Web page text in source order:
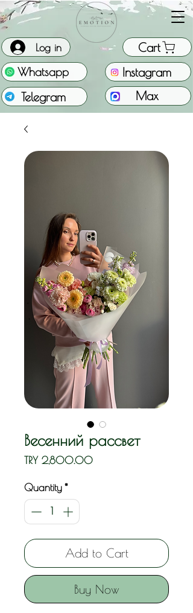
Whatsapp
Cart
Log in
Telegram Max
Instagram
Весенний рассвет
TRY 2,800.00Price
Quantity *
Add to Cart
Buy Now